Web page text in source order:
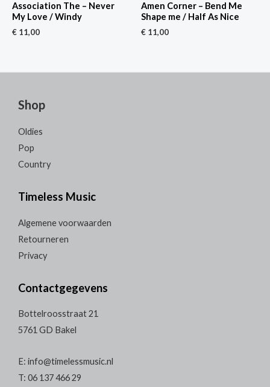
Association The – Never
My Love / Windy
€ 11,00
Amen Corner – Bend Me
Shape me / Half As Nice
€ 11,00
Shop
Oldies
Pop
Country
Timeless Music
Algemene voorwaarden
Retourneren
Privacy
Contactgegevens
Bottelroosstraat 21
5761 GD Bakel
E: info@timelessmusic.nl
T: 06 137 466 29